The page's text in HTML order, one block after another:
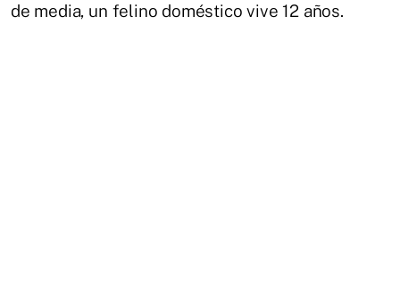
de media, un felino doméstico vive 12 años.